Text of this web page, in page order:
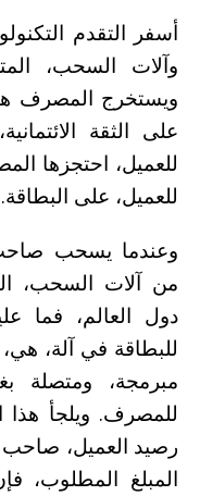
أسفر التقدم
وآلات السحب،
ويستخرج المصرف
على الثقة
للعميل، احتجزها
للعميل، على البطاقة.
وعندما يسحب صاحب
من آلات السحب،
دول العالم، فما
للبطاقة في آلة،
مبرمجة، ومتصلة
للمصرف. ويلجأ
رصيد العميل،
المبلغ المطلوب،